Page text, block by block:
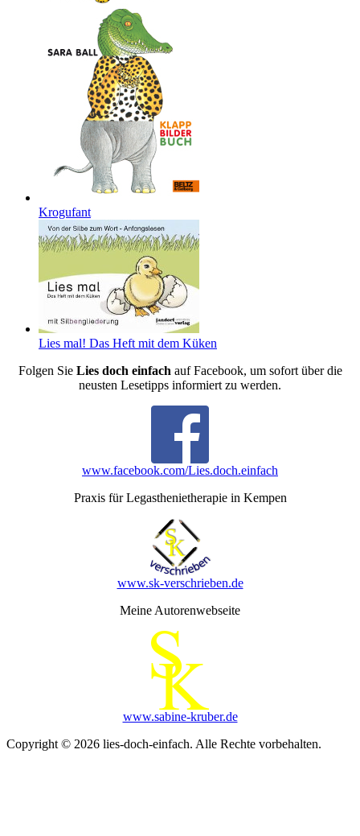
Krogufant
Lies mal! Das Heft mit dem Küken
Folgen Sie Lies doch einfach auf Facebook, um sofort über die
neusten Lesetipps informiert zu werden.
www.facebook.com/Lies.doch.einfach
Praxis für Legasthenietherapie in Kempen
www.sk-verschrieben.de
Meine Autorenwebseite
www.sabine-kruber.de
Copyright © 2026 lies-doch-einfach. Alle Rechte vorbehalten.